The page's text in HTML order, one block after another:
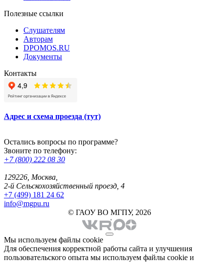
Полезные ссылки
Слушателям
Авторам
DPOMOS.RU
Документы
Контакты
Адрес и схема проезда (тут)
Остались вопросы по программе?
Звоните по телефону:
+7 (800) 222 08 30
129226, Москва,
2-й Сельскохозяйственный проезд, 4
+7 (499) 181 24 62
info@mgpu.ru
© ГАОУ ВО МГПУ, 2026
Мы используем файлы cookie
Для обеспечения корректной работы сайта и улучшения
пользовательского опыта мы используем файлы cookie и